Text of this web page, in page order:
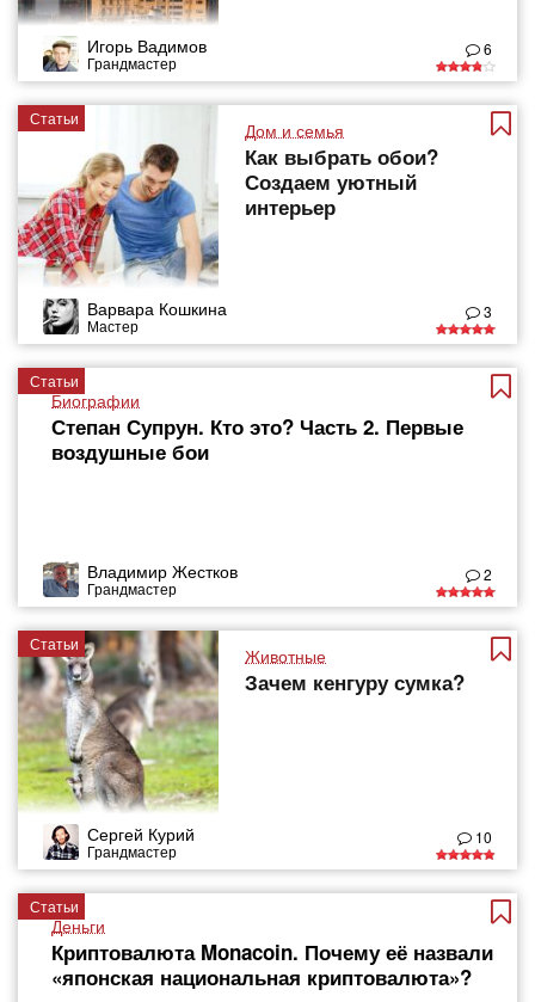
Игорь Вадимов
Грандмастер
6
Статьи
Дом и семья
Как выбрать обои?
Создаем уютный
интерьер
Варвара Кошкина
Мастер
3
Статьи
Биографии
Степан Супрун. Кто это? Часть 2. Первые
воздушные бои
Владимир Жестков
Грандмастер
2
Статьи
Животные
Зачем кенгуру сумка?
Сергей Курий
Грандмастер
10
Статьи
Деньги
Криптовалюта Monacoin. Почему её назвали
«японская национальная криптовалюта»?